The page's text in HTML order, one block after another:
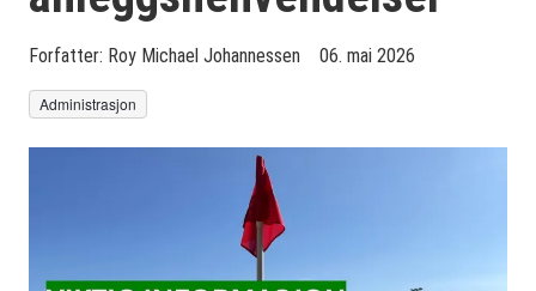
Forfatter: Roy Michael Johannessen 06. mai 2026
Administrasjon